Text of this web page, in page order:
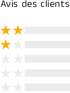
Avis des clients